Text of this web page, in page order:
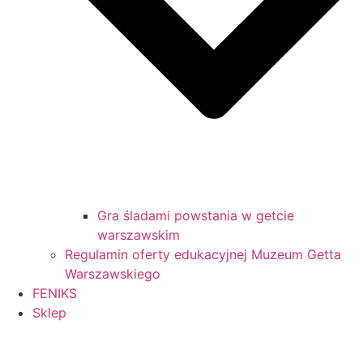
Gra śladami powstania w getcie
warszawskim
Regulamin oferty edukacyjnej Muzeum Getta
Warszawskiego
FENIKS
Sklep